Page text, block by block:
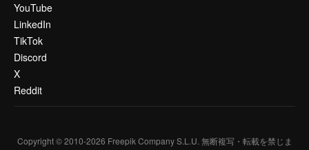
YouTube
LinkedIn
TikTok
Discord
X
Reddit
Copyright © 2010-2026 Freepik Company S.L.U. 無断複写・転載を禁じま